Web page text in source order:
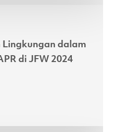
Lingkungan dalam
di JFW 2024